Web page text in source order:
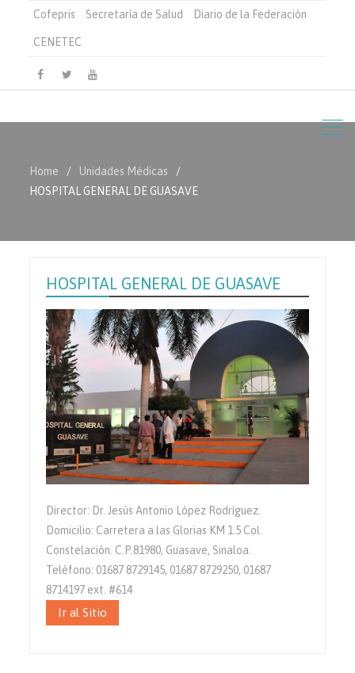
Cofepris Secretaría de Salud Diario de la Federación
CENETEC
Facebook
TwitterYoutube
Home
Unidades Médicas
HOSPITAL GENERAL DE GUASAVE
HOSPITAL GENERAL DE GUASAVE
Director: Dr. Jesús Antonio López Rodríguez.
Domicilio: Carretera a las Glorias KM 1.5 Col.
Constelación. C.P.81980, Guasave, Sinaloa.
Teléfono: 01687 8729145, 01687 8729250, 01687
8714197 ext. #614
Ir al Sitio